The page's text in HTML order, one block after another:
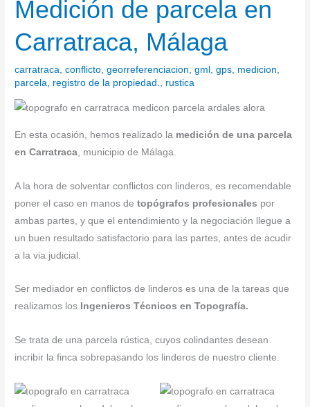
Medición de parcela en
Carratraca, Málaga
carratraca,conflicto,georreferenciacion,gml ,gps, medicion,
parcela, registro de la propiedad., rustica
En esta ocasión, hemos realizado la medición de una parcela
en Carratraca , municipio de Málaga.
A la hora de solventar conflictos con linderos, es recomendable
poner el caso en manos detopógrafos profesionales por
ambas partes, y que el entendimiento y la negociación llegue a
un buen resultado satisfactorio para las partes, antes de acudir
a la via judicial.
Ser mediador en conflictos de linderos es una de la tareas que
realizamos los Ingenieros Técnicos en Topografía.
Se trata de una parcela rústica, cuyos colindantes desean
incribir la finca sobrepasando los linderos de nuestro cliente.
de
parcela
en
Carratraca,
Málaga